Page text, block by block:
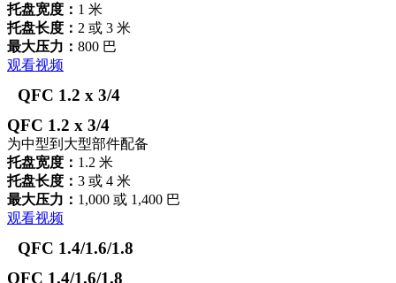
托盘宽度： 1 米
托盘长度： 2 或 3 米
最大压力： 800 巴
观看视频
QFC 1.2 x 3/4
QFC 1.2 x 3/4
为中型到大型部件配备
托盘宽度： 1.2 米
托盘长度： 3 或 4 米
最大压力： 1,000 或 1,400 巴
观看视频
QFC 1.4/1.6/1.8
QFC 1.4/1.6/1.8